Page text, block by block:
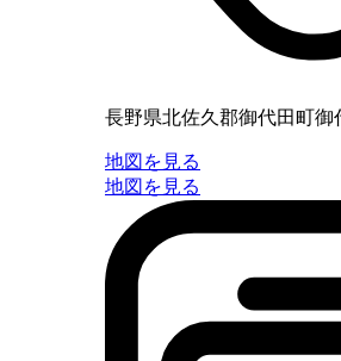
長野県北佐久郡御代田町御
地図を見る
地図を見る